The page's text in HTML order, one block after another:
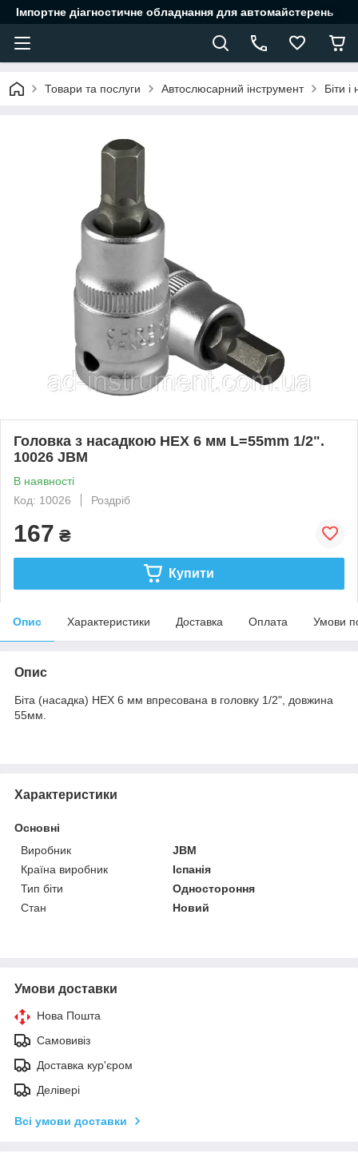
Імпортне діагностичне обладнання для автомайстерень
Товари та послуги Автослюсарний інструмент Біти
Головка з насадкою HEX 6 мм L=55mm 1/2".
10026 JBM
В наявності
Код: 10026
Роздріб
167 ₴
Купити
Опис Характеристики Доставка Оплата Умови
Опис
Біта (насадка) HEX 6 мм впресована в головку 1/2", довжина
55мм.
Характеристики
Основні
Виробник
JBM
Країна виробник
Іспанія
Тип біти
Одностороння
Стан
Новий
Умови доставки
Нова Пошта
Самовивіз
Доставка кур'єром
Делівері
Всі умови доставки